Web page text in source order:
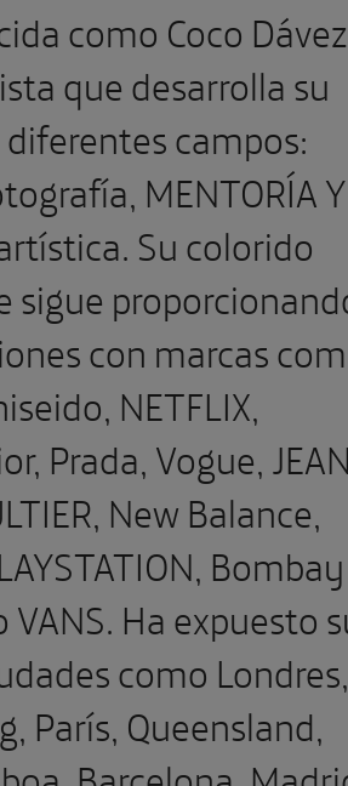
como Coco
que desarrolla su
campos:
MENTORÍA Y
Su colorido
sigue
con marcas
NETFLIX,
Prada, Vogue,
New Balance,
Bombay
VANS. Ha expuesto
como Londres,
París, Queensland,